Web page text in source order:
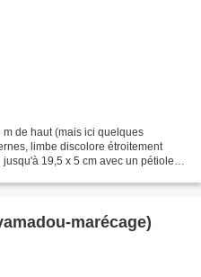
de haut (mais ici quelques
limbe discolore étroitement
19,5 x 5 cm avec un pétiole
marécage)